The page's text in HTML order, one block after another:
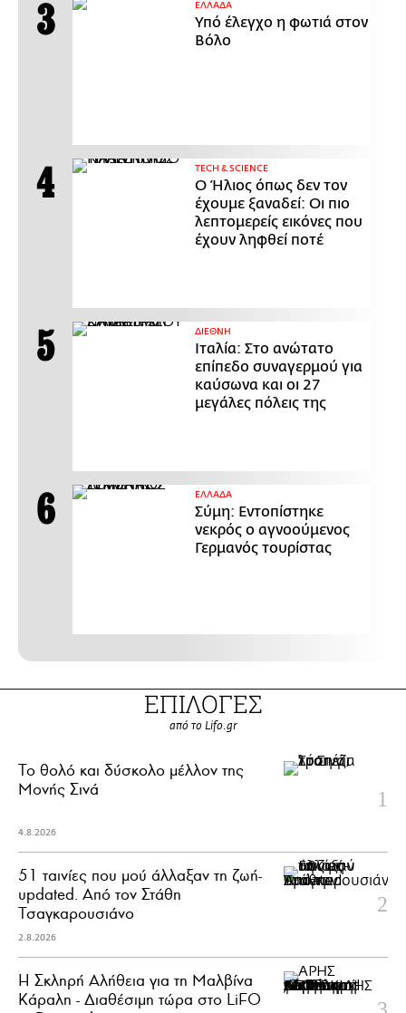
ΕΛΛΑΔΑ
Υπό έλεγχο η φωτιά στον
Βόλο
ΤECH & SCIENCE
Ο Ήλιος όπως δεν τον
έχουμε ξαναδεί: Οι πιο
λεπτομερείς εικόνες που
έχουν ληφθεί ποτέ
ΔΙΕΘΝΗ
Ιταλία: Στο ανώτατο
επίπεδο συναγερμού για
καύσωνα και οι 27
μεγάλες πόλεις της
ΕΛΛΑΔΑ
Σύμη: Εντοπίστηκε
νεκρός ο αγνοούμενος
Γερμανός τουρίστας
ΕΠΙΛΟΓΕΣ
από το Lifo.gr
Το θολό και δύσκολο μέλλον της
Μονής Σινά
4.8.2026
51 ταινίες που μού άλλαξαν τη ζωή-
updated. Aπό τον Στάθη
Τσαγκαρουσιάνο
2.8.2026
Η Σκληρή Αλήθεια για τη Μαλβίνα
Κάραλη - Διαθέσιμη τώρα στo LiFO